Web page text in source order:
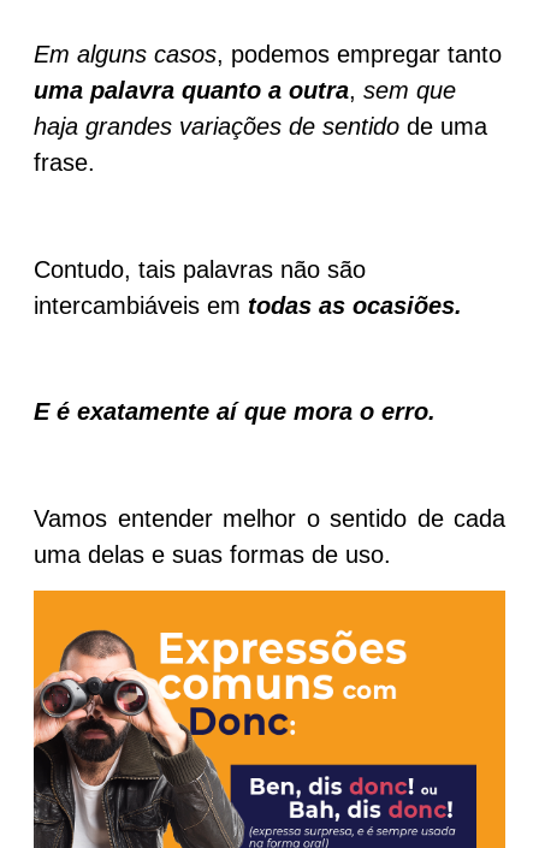
Em alguns casos, podemos empregar tanto
uma palavra quanto a outra, sem que
haja grandes variações de sentido de uma
frase.
Contudo, tais palavras não são
intercambiáveis em todas as ocasiões.
E é exatamente aí que mora o erro.
Vamos entender melhor o sentido de cada
uma delas e suas formas de uso.